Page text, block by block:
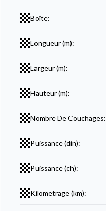
Boîte:
Longueur (m):
Largeur (m):
Hauteur (m):
Nombre De Couchages:
Puissance (din):
Puissance (ch):
Kilometrage (km):